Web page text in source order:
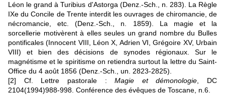
Léon le grand à Turibius d'Astorga (Denz.-Sch., n. 283). La Règle
IXe du Concile de Trente interdit les ouvrages de chiromancie, de
nécromancie, etc. (Denz.-Sch., n. 1859). La magie et la
sorcellerie motivèrent à elles seules un grand nombre du Bulles
pontificales (Innocent VIII, Léon X, Adrien VI, Grégoire XV, Urbain
VIII) et bien des décisions de synodes régionaux. Sur le
magnétisme et le spiritisme on retiendra surtout la lettre du Saint-
Office du 4 août 1856 (Denz.-Sch., un. 2823-2825).
[2] Cf. Lettre pastorale :Magie et démonologie , DC
2104(1994)988-998. Conférence des évêques de Toscane, n.6.